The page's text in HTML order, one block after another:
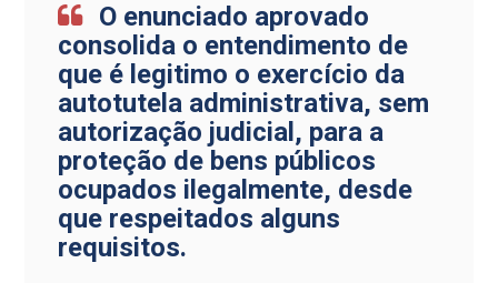
O enunciado aprovado
consolida o entendimento de
que é legitimo o exercício da
autotutela administrativa, sem
autorização judicial, para a
proteção de bens públicos
ocupados ilegalmente, desde
que respeitados alguns
requisitos.